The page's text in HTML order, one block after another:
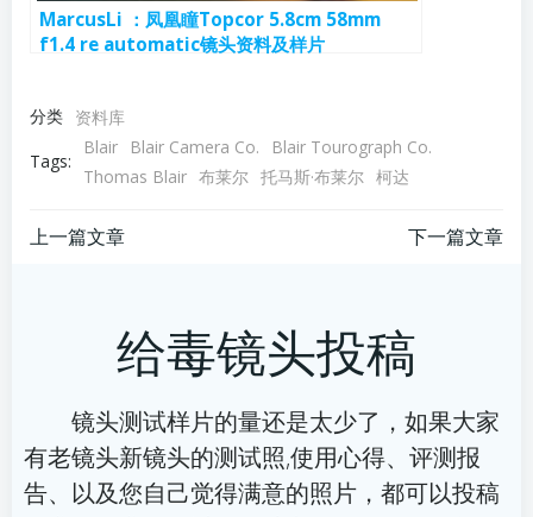
MarcusLi ：凤凰瞳Topcor 5.8cm 58mm
f1.4 re automatic镜头资料及样片
分类 资料库
Tags:
Blair Blair Camera Co.
Blair Tourograph Co.
Thomas Blair 布莱尔 托马斯·布莱尔 柯达
文
航
上一篇文章
导
航
下一篇文章
给毒镜头投稿
镜头测试样片的量还是太少了，如果大家
有老镜头新镜头的测试照,使用心得、评测报
告、以及您自己觉得满意的照片，都可以投稿